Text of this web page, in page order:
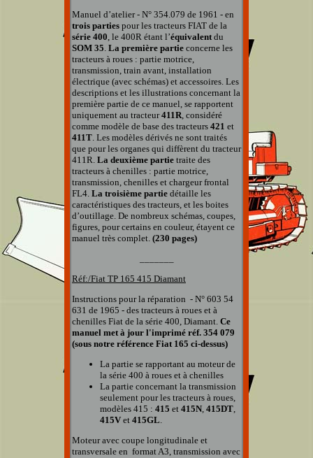
Manuel d’atelier - N° 354.079 de 1961 - en
trois parties pour les tracteurs FIAT de la
série 400, le 400R étant l’équivalentdu
SOM 35. La première partie concerne les
tracteurs à roues : partie motrice,
transmission, train avant, installation
électrique (avec schémas) et accessoires. Les
descriptions et les illustrations concernant la
première partie de ce manuel, se rapportent
uniquement au tracteur411R, considéré
comme modèle de base des tracteurs 421 et
411T. Les modèles dérivés ne sont traités
que pour les organes qui diffèrent du tracteur
411R. La deuxième partie traite des
tracteurs à chenilles : partie motrice,
transmission, chenilles et chargeur frontal
FL4. La troisième partie détaille les
caractéristiques des tracteurs, et les boites
d’outillage. De nombreux schémas, coupes,
figures, pour certains en couleur, étayent ce
manuel très complet. (230 pages)
Réf:/Fiat TP 165 415 Diamant
Instructions pour la réparation - N° 603 54
631 de 1965 - des tracteurs à roues et à
chenilles Fiat de la série 400, Diamant. Ce
manuel met à jour l'imprimé réf. 354 079
(sous notre référence Fiat 165 ci-dessus)
La partie se rapportant au moteur de
la série 400 à roues et à chenilles
La partie concernant la transmission
seulement pour les tracteurs à roues,
modèles 415 : 415 et 415N, 415DT,
415V et 415GL.
Moteur avec coupe longitudinale et
transversale en format A3, transmission avec